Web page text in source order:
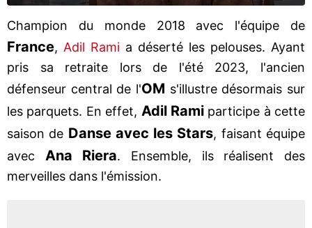
Champion du monde 2018 avec l'équipe de
France, Adil Rami a déserté les pelouses. Ayant
pris sa retraite lors de l'été 2023, l'ancien
défenseur central de l'OM s'illustre désormais sur
les parquets. En effet, Adil Rami participe à cette
saison de Danse avec les Stars, faisant équipe
avec Ana Riera. Ensemble, ils réalisent des
merveilles dans l'émission.